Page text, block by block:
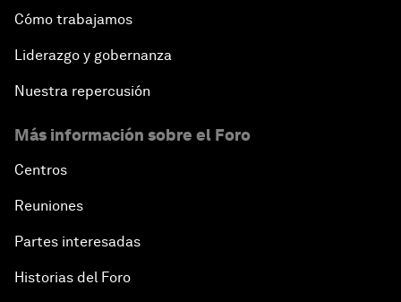
Cómo trabajamos
Liderazgo y gobernanza
Nuestra repercusión
Más información sobre el Foro
Centros
Reuniones
Partes interesadas
Historias del Foro